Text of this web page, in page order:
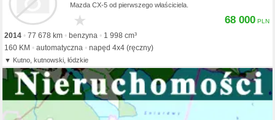
Mazda CX-5 od pierwszego właściciela.
2014 77 678 km benzyna
1 998 cm³
160 KM
automatyczna napęd 4x4 (ręczny)
Kutno, kutnowski, łódzkie
68 000